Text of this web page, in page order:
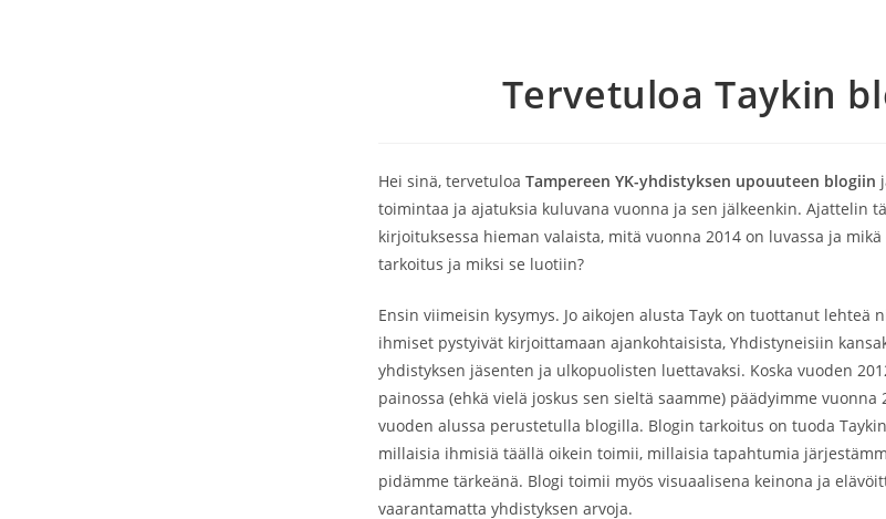
Tervetuloa Taykin
Hei sinä, tervetuloa Tampereen YK-yhdistyksen upouuteen blogiin
toimintaa ja ajatuksia kuluvana vuonna ja sen jälkeenkin. Ajattelin
kirjoituksessa hieman valaista, mitä vuonna 2014 on luvassa ja
tarkoitus ja miksi se luotiin?
Ensin viimeisin kysymys. Jo aikojen alusta Tayk on tuottanut lehteä
ihmiset pystyivät kirjoittamaan ajankohtaisista, Yhdistyneisiin
yhdistyksen jäsenten ja ulkopuolisten luettavaksi. Koska vuoden
painossa (ehkä vielä joskus sen sieltä saamme) päädyimme vuonna
vuoden alussa perustetulla blogilla. Blogin tarkoitus on tuoda
millaisia ihmisiä täällä oikein toimii, millaisia tapahtumia
pidämme tärkeänä. Blogi toimii myös visuaalisena keinona ja
vaarantamatta yhdistyksen arvoja.